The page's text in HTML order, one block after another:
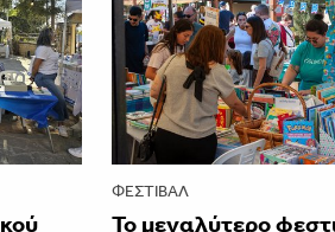
ΦΕΣΤΙΒΑΛ
Το μεγαλύτερο